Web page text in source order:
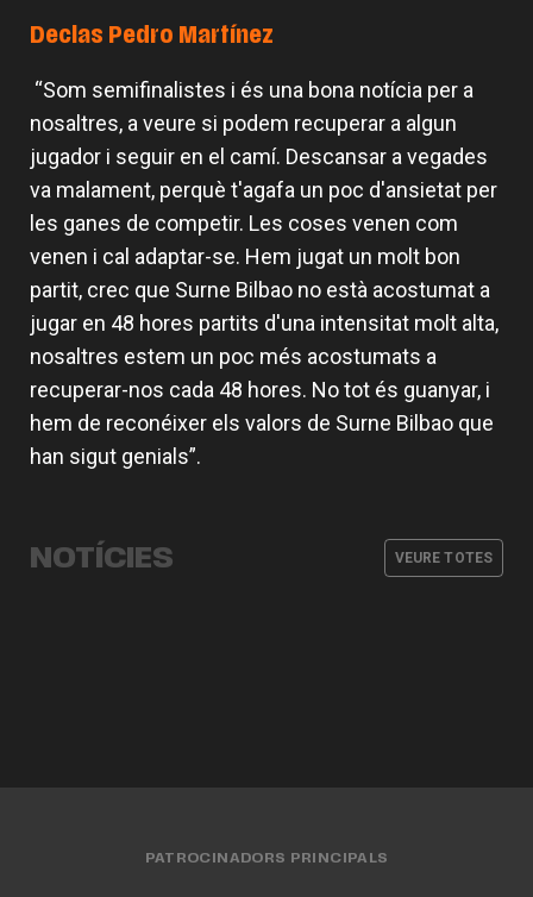
Declas Pedro Martínez
“Som semifinalistes i és una bona notícia per a
nosaltres, a veure si podem recuperar a algun
jugador i seguir en el camí. Descansar a vegades
va malament, perquè t'agafa un poc d'ansietat per
les ganes de competir. Les coses venen com
venen i cal adaptar-se. Hem jugat un molt bon
partit, crec que Surne Bilbao no està acostumat a
jugar en 48 hores partits d'una intensitat molt alta,
nosaltres estem un poc més acostumats a
recuperar-nos cada 48 hores. No tot és guanyar, i
hem de reconéixer els valors de Surne Bilbao que
han sigut genials”.
NOTÍCIES VEURE TOTES
Valencia Basket incorpora a Oumar
EuroLeague 26-27 en la pista de
PATROCINADORS PRINCIPALS